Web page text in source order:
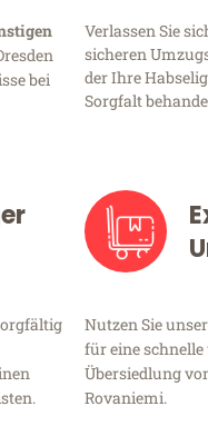
bei
Verlassen Sie
sicheren
der Ihre
Sorgfalt
Nutzen Sie
für eine
Übersiedlung
Rovaniemi.